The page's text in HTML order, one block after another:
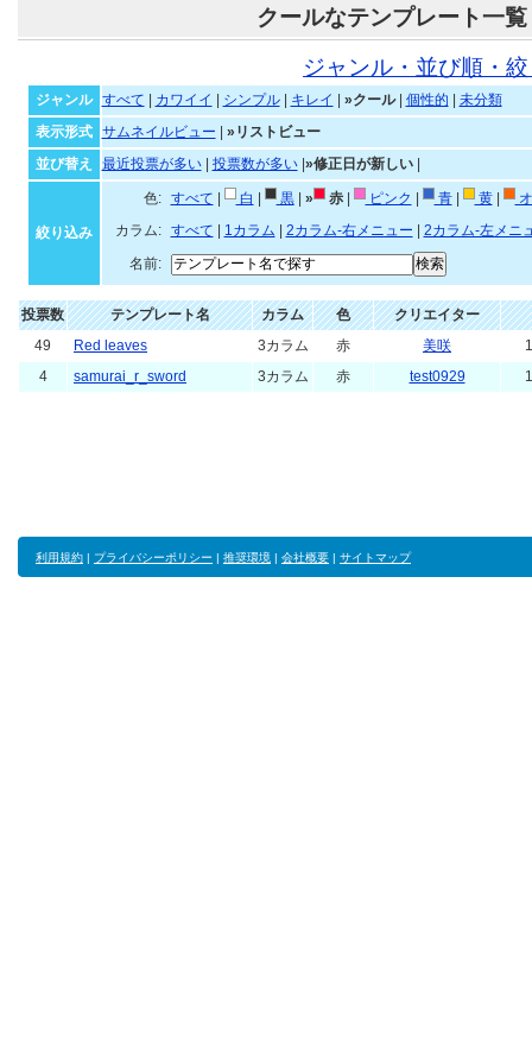
クールなテンプレート一覧
ジャンル・並び順・
ジャンル すべて カワイイ シンプル| キレイ »クール| 個性的
未分類
表示形式
サムネイルビュー
»リストビュー
並び替え
最近投票が多い| 投票数が多い| »修正日が新しい|
絞り込み
色: すべて 白 黒| » 赤| ピンク 青| 黄|
カラム:
すべて 1カラム 2カラム-右メニュー
2カラム-左メニ
名前:
投票数 テンプレート名 カラム 色
クリエイター
49
Red leaves 3カラム 赤 美咲
4
samurai_r_sword 3カラム 赤 test0929
利用規約 | プライバシーポリシー | 推奨環境 | 会社概要 | サイトマップ